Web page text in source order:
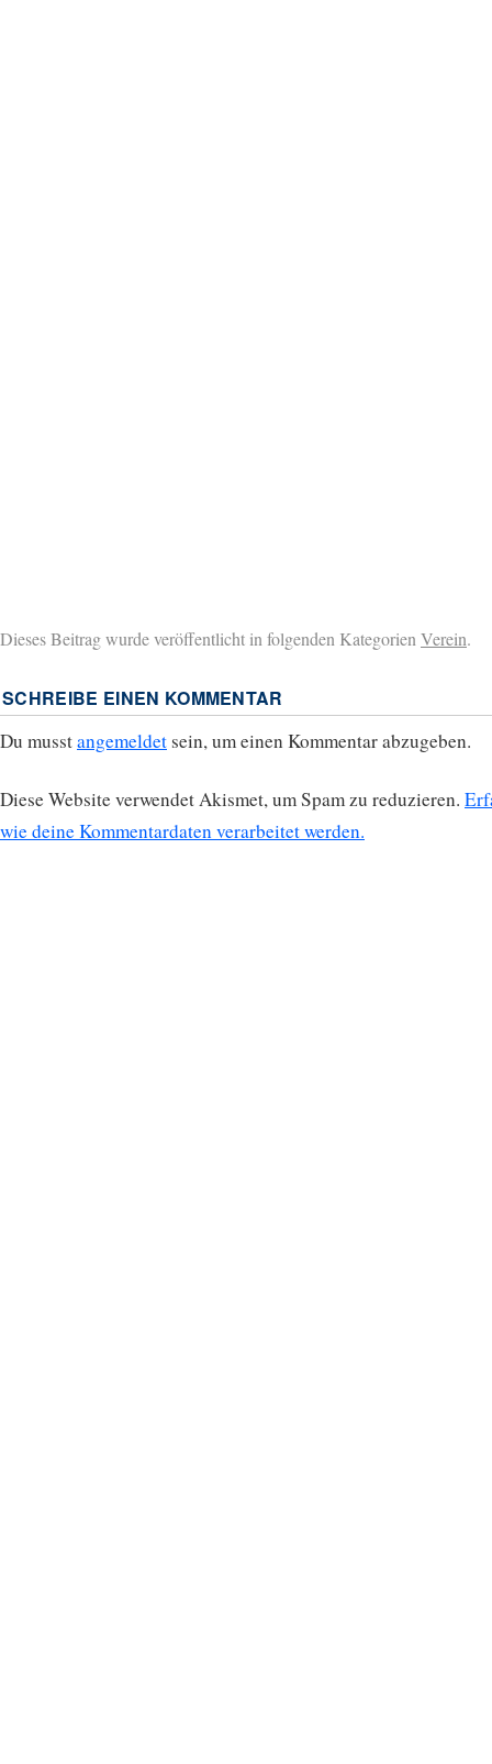
Dieses Beitrag wurde veröffentlicht in folgenden KategorienVerein.
SCHREIBE EINEN KOMMENTAR
Du musstangemeldet sein, um einen Kommentar abzugeben.
Diese Website verwendet Akismet, um Spam zu reduzieren.
wie deine Kommentardaten verarbeitet werden.